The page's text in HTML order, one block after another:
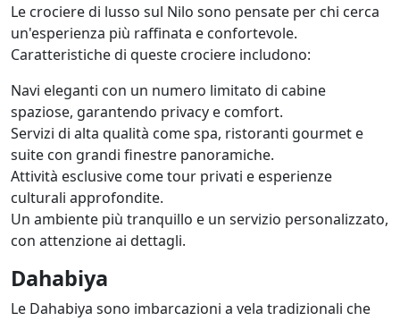
Le crociere di lusso sul Nilo sono pensate per chi cerca
un'esperienza più raffinata e confortevole.
Caratteristiche di queste crociere includono:
Navi eleganti con un numero limitato di cabine
spaziose, garantendo privacy e comfort.
Servizi di alta qualità come spa, ristoranti gourmet e
suite con grandi finestre panoramiche.
Attività esclusive come tour privati e esperienze
culturali approfondite.
Un ambiente più tranquillo e un servizio personalizzato,
con attenzione ai dettagli.
Dahabiya
Le Dahabiya sono imbarcazioni a vela tradizionali che